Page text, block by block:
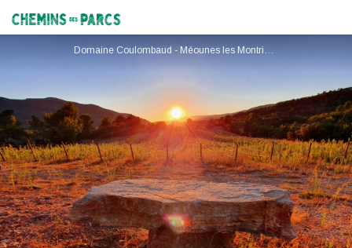
Chemins des Parcs
Domaine Coulombaud - Méounes les Montrieux - Domaine Coulombaud - Méounes les Montrieux